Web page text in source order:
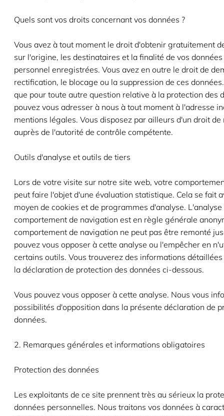
Quels sont vos droits concernant vos données ?
Vous avez à tout moment le droit d'obtenir gratuitement
sur l'origine, les destinataires et la finalité de vos
personnel enregistrées. Vous avez en outre le droit de
rectification, le blocage ou la suppression de ces
que pour toute autre question relative à la protection des
pouvez vous adresser à nous à tout moment à l'adresse
mentions légales. Vous disposez par ailleurs d'un droit
auprès de l'autorité de contrôle compétente.
Outils d'analyse et outils de tiers
Lors de votre visite sur notre site web, votre
peut faire l'objet d'une évaluation statistique. Cela se fait
moyen de cookies et de programmes d'analyse.
comportement de navigation est en règle générale
comportement de navigation ne peut pas être remonté
pouvez vous opposer à cette analyse ou l'empêcher en
certains outils. Vous trouverez des informations
la déclaration de protection des données ci-dessous.
Vous pouvez vous opposer à cette analyse. Nous vous
possibilités d'opposition dans la présente déclaration de
données.
2. Remarques générales et informations obligatoires
Protection des données
Les exploitants de ce site prennent très au sérieux la
données personnelles. Nous traitons vos données à